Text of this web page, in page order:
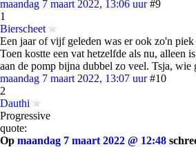
maandag 7 maart 2022, 13:06 uur #9
1
Bierscheet
Een jaar of vijf geleden was er ook zo'n
Toen kostte een vat hetzelfde als nu, alleen
aan de pomp bijna dubbel zo veel. Tsja, wie
maandag 7 maart 2022, 13:07 uur #10
2
Dauthi
Progressive
quote:
Op maandag 7 maart 2022 @ 12:48